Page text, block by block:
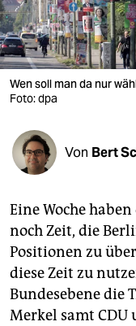
wahrheit
verlag
verlag
shop
fragen & hilfe
unterstützen
abo
genossenschaft
epaper login
Wen soll man da nur
Foto: dpa
Von Bert
Eine Woche
noch Zeit, die
Positionen zu
diese Zeit zu
Bundesebene die
Merkel samt